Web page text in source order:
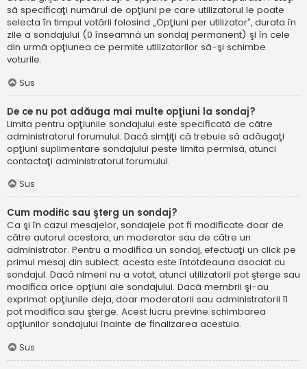
să specificaţi numărul de opţiuni pe care utilizatorul le poate
selecta în timpul votării folosind „Opţiuni per utilizator”, durata în
zile a sondajului (0 înseamnă un sondaj permanent) şi în cele
din urmă opţiunea ce permite utilizatorilor să-şi schimbe
voturile.
Sus
De ce nu pot adăuga mai multe opţiuni la sondaj?
Limita pentru opţiunile sondajului este specificată de către
administratorul forumului. Dacă simțiţi că trebuie să adăugaţi
opţiuni suplimentare sondajului peste limita permisă, atunci
contactaţi administratorul forumului.
Sus
Cum modific sau şterg un sondaj?
Ca şi în cazul mesajelor, sondajele pot fi modificate doar de
către autorul acestora, un moderator sau de către un
administrator. Pentru a modifica un sondaj, efectuaţi un click pe
primul mesaj din subiect; acesta este întotdeauna asociat cu
sondajul. Dacă nimeni nu a votat, atunci utilizatorii pot şterge sau
modifica orice opţiuni ale sondajului. Dacă membrii şi-au
exprimat opţiunile deja, doar moderatorii sau administratorii îl
pot modifica sau şterge. Acest lucru previne schimbarea
opţiunilor sondajului înainte de finalizarea acestuia.
Sus